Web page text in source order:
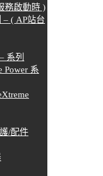
務啟動時 )
– ( AP站台
系列
Power 系
/配件